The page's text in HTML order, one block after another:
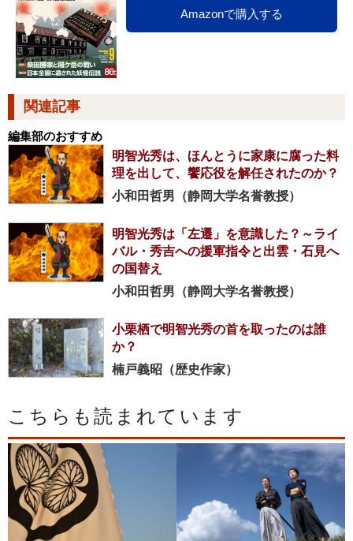
Amazonで購入する
関連記事
編集部のおすすめ
明智光秀は、ほんとうに家康に腐った料
理を出して、饗応役を解任されたのか？
小和田哲男（静岡大学名誉教授）
明智光秀は「左遷」を意識した？～ライ
バル・秀吉への援軍指令と出雲・石見へ
の国替え
小和田哲男（静岡大学名誉教授）
小栗栖で明智光秀の首を取ったのは誰
か？
楠戸義昭（歴史作家）
こちらも読まれています